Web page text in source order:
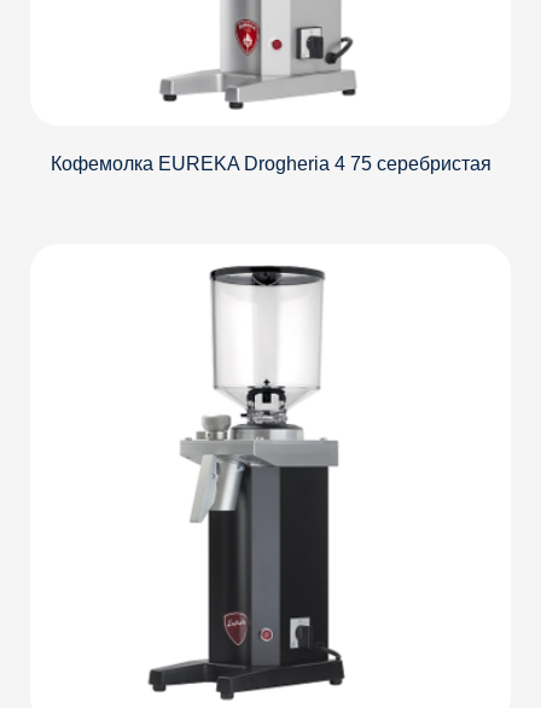
Кофемолка EUREKA Drogheria 4 75 серебристая